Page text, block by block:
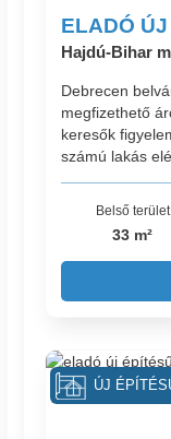
ELADÓ
Hajdú-Bihar
Debrecen
megfizethető
keresők
számú lakás
Belső terület
33 m²
ÚJ